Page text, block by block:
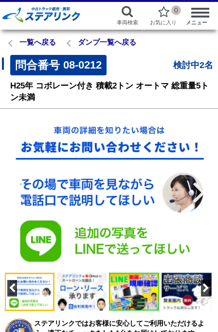
車両検索
0
お気に入り メニュー
一覧へ戻る ダンプ一覧へ戻る
問合番号 08-0212 検討中2名
H25年 コボレーン付き 積載2トン オートマ 総重量5ト
ン未満
ステアリンクではお客様に安心してご利用いただけるよ